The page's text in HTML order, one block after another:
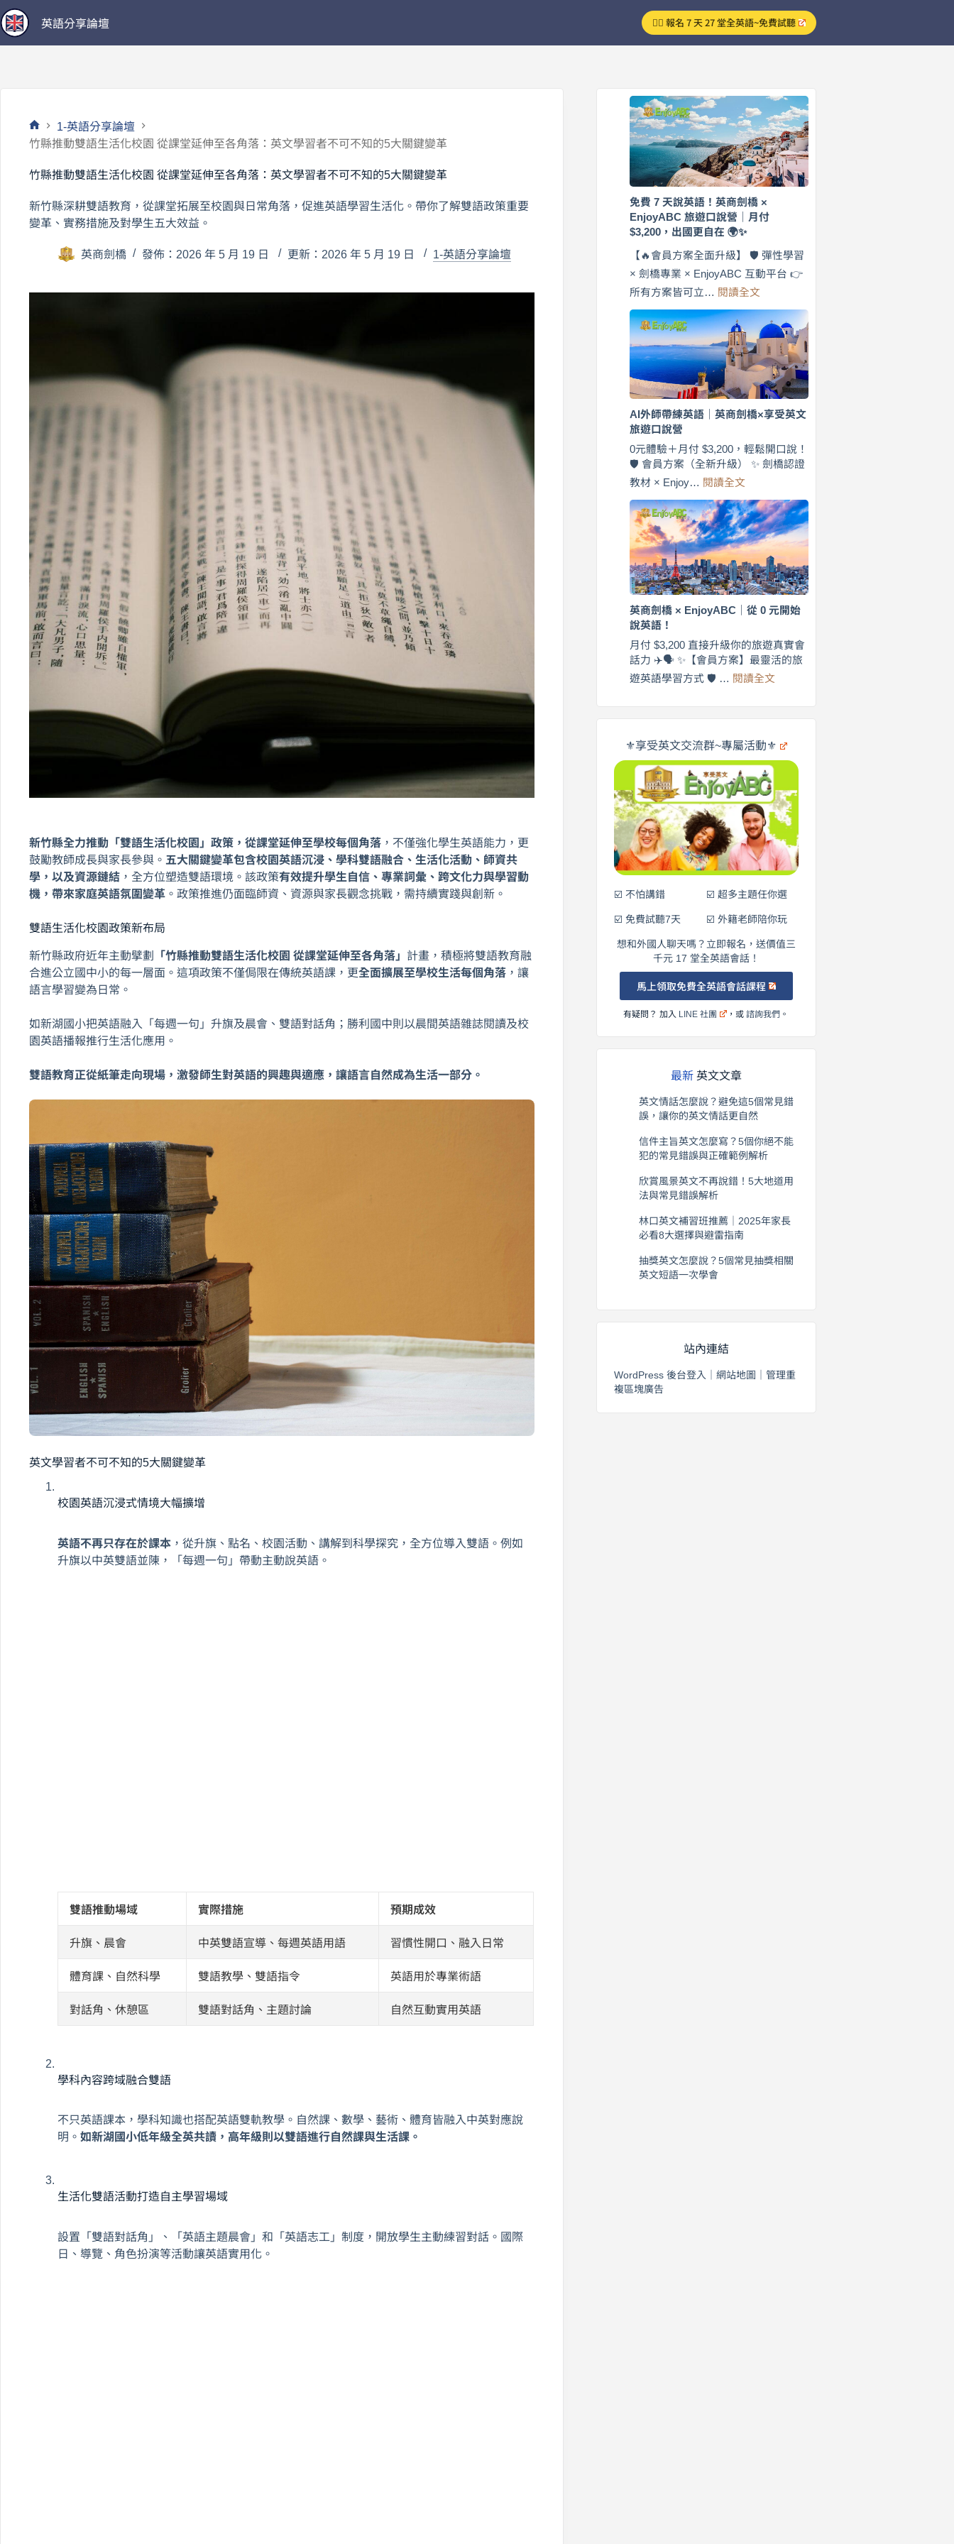
跳
至
主
英語分享論壇 👉🏻 報名 7 天 27 堂全英語~免費試聽
首
1-英語分享論壇
竹縣推動雙語生活化校園 從課堂延伸至各角落：英文學習者不可不知的5大關鍵變革
竹縣推動雙語生活化校園 從課堂延伸至各角落：英文學習者不可不知的5大關鍵變革
新竹縣深耕雙語教育，從課堂拓展至校園與日常角落，促進英語學習生活化。帶你了解雙語政策重要
變革、實務措施及對學生五大效益。
英商劍橋 發佈：2026 年 5 月 19 日 更新：2026 年 5 月 19 日 1-英語分享論壇
新竹縣全力推動「雙語生活化校園」政策，從課堂延伸至學校每個角落 ，不僅強化學生英語能力，更
鼓勵教師成長與家長參與。 五大關鍵變革包含校園英語沉浸、學科雙語融合、生活化活動、師資共
學，以及資源鏈結 ，全方位塑造雙語環境。該政策有效提升學生自信、專業詞彙、跨文化力與學習動
機，帶來家庭英語氛圍變革 。政策推進仍面臨師資、資源與家長觀念挑戰，需持續實踐與創新。
雙語生活化校園政策新布局
新竹縣政府近年主動擘劃 「竹縣推動雙語生活化校園 從課堂延伸至各角落」 計畫，積極將雙語教育融
合進公立國中小的每一層面。這項政策不僅侷限在傳統英語課，更全面擴展至學校生活每個角落 ，讓
語言學習變為日常。
如新湖國小把英語融入「每週一句」升旗及晨會、雙語對話角；勝利國中則以晨間英語雜誌閱讀及校
園英語播報推行生活化應用。
雙語教育正從紙筆走向現場，激發師生對英語的興趣與適應，讓語言自然成為生活一部分。
英文學習者不可不知的5大關鍵變革
校園英語沉浸式情境大幅擴增
英語不再只存在於課本 ，從升旗、點名、校園活動、講解到科學探究，全方位導入雙語。例如
升旗以中英雙語並陳，「每週一句」帶動主動說英語。
雙語推動場域 實際措施 預期成效
升旗、晨會 中英雙語宣導、每週英語用語 習慣性開口、融入日常
體育課、自然科學 雙語教學、雙語指令 英語用於專業術語
對話角、休憩區 雙語對話角、主題討論 自然互動實用英語
學科內容跨域融合雙語
不只英語課本，學科知識也搭配英語雙軌教學。自然課、數學、藝術、體育皆融入中英對應說
明。 如新湖國小低年級全英共讀，高年級則以雙語進行自然課與生活課。
生活化雙語活動打造自主學習場域
設置「雙語對話角」、「英語主題晨會」和「英語志工」制度，開放學生主動練習對話。國際
日、導覽、角色扮演等活動讓英語實用化。
免費 7 天說英語！英商劍橋 ×
EnjoyABC 旅遊口說營｜月付
$3,200，出國更自在 🌍✨
【🔥會員方案全面升級】 🛡️ 彈性學習
× 劍橋專業 × EnjoyABC 互動平台 👉
所有方案皆可立… 閱讀全文
費
7
天
說
英
語！
商
橋
×
EnjoyABC
遊
口
說
營
｜
月
付
$3,200，
更
自
在
✨
AI外師帶練英語｜英商劍橋×享受英文
旅遊口說營
0元體驗＋月付 $3,200，輕鬆開口說！
🛡️ 會員方案（全新升級） ✨ 劍橋認證
教材 × Enjoy… 閱讀全文
外
師
帶
練
英
語
｜
英
劍
橋
×
享
英
旅
遊
口
說
營
英商劍橋 × EnjoyABC｜從 0 元開始
說英語！
月付 $3,200 直接升級你的旅遊真實會
話力 ✈️🗣️ ✨【會員方案】最靈活的旅
遊英語學習方式 🛡️ … 閱讀全文
商
劍
×
EnjoyABC
0
元
開
始
說
英
語！
⚜️享受英文交流群~專屬活動⚜️
☑️ 不怕講錯
☑️ 免費試聽7天
☑️ 超多主題任你選
☑️ 外籍老師陪你玩
想和外國人聊天嗎？立即報名，送價值三
千元 17 堂全英語會話！
馬上領取免費全英語會話課程
有疑問？ 加入 LINE 社團 ，或諮詢我們 。
最新英文文章
英文情話怎麼說？避免這5個常見錯
誤，讓你的英文情話更自然
信件主旨英文怎麼寫？5個你絕不能
犯的常見錯誤與正確範例解析
欣賞風景英文不再說錯！5大地道用
法與常見錯誤解析
林口英文補習班推薦｜2025年家長
必看8大選擇與避雷指南
抽獎英文怎麼說？5個常見抽獎相關
英文短語一次學會
站內連結
WordPress 後台登入 網站地圖
管理重
複區塊廣告